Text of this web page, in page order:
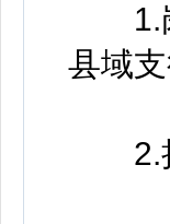
1.岗
县域
2.拟